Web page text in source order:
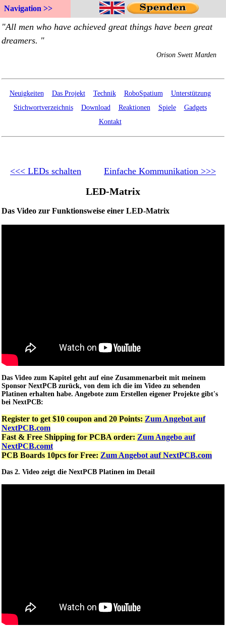
Navigation >>
Neuigkeiten Das Projekt Technik RoboSpatium
Unterstützung
Stichwortverzeichnis
Download Reaktionen Spiele
Gadgets
Kontakt
<<< LEDs schalten Einfache Kommunikation >>>
LED-Matrix
Das Video zur Funktionsweise einer LED-Matrix
Das Video zum Kapitel geht auf eine Zusammenarbeit mit meinem
Sponsor NextPCB zurück, von dem ich die im Video zu sehenden
Platinen erhalten habe. Angebote zum Erstellen eigener Projekte gibt's
bei NextPCB:
Register to get $10 coupon and 20 Points: Zum Angebot auf
NextPCB.com
Fast & Free Shipping for PCBA order: Zum Angebo auf
NextPCB.comt
PCB Boards 10pcs for Free: Zum Angebot auf NextPCB.com
Das 2. Video zeigt die NextPCB Platinen im Detail